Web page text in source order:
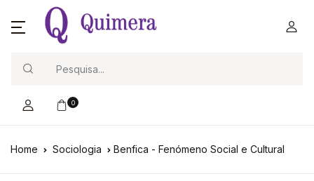
0
Home Sociologia Benfica - Fenómeno Social e Cultural